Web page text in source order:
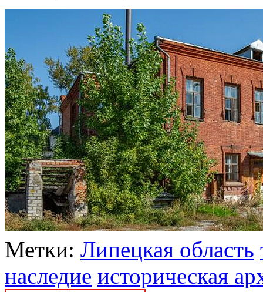
Метки: Липецкая область
наследие историческая